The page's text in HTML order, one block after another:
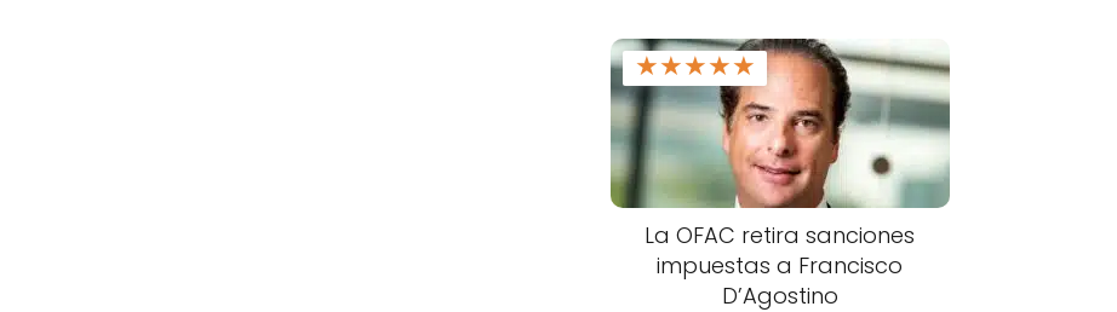
★★★★★
La OFAC retira sanciones
impuestas a Francisco
D’Agostino